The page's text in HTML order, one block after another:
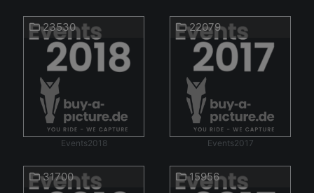
23530
Events2018
22079
Events2017
31700 15956